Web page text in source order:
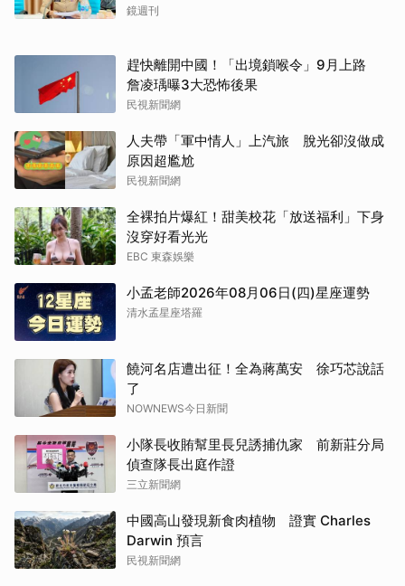
鏡週刊
趕快離開中國！「出境鎖喉令」9月上路
詹凌瑀曝3大恐怖後果
民視新聞網
人夫帶「軍中情人」上汽旅 脫光卻沒做成
原因超尷尬
民視新聞網
全裸拍片爆紅！甜美校花「放送福利」下身
沒穿好看光光
EBC 東森娛樂
小孟老師2026年08月06日(四)星座運勢
清水孟星座塔羅
饒河名店遭出征！全為蔣萬安 徐巧芯說話
了
NOWNEWS今日新聞
小隊長收賄幫里長兒誘捕仇家 前新莊分局
偵查隊長出庭作證
三立新聞網
中國高山發現新食肉植物 證實 Charles
Darwin 預言
民視新聞網